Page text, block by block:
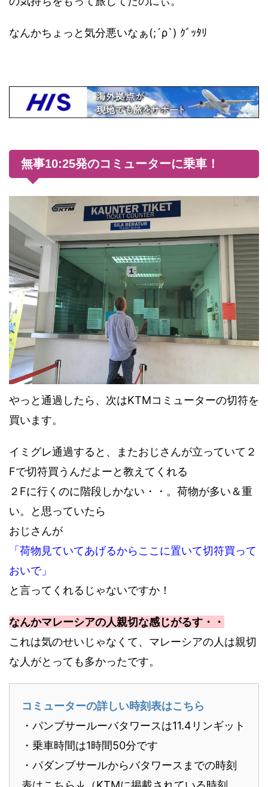
なんかちょっと気分悪いなぁ(;´ρ`) ｸﾞｯﾀﾘ
無事10:25発のコミューターに乗車！
やっと通過したら、次はKTMコミューターの切符を
買います。
イミグレ通過すると、またおじさんが立っていて２
Fで切符買うんだよーと教えてくれる
２Fに行くのに階段しかない・・。荷物が多い＆重
い。と思っていたら
おじさんが
「荷物見ていてあげるからここに置いて切符買って
おいで」
と言ってくれるじゃないですか！
なんかマレーシアの人親切な感じがるす・・
これは気のせいじゃなくて、マレーシアの人は親切
な人がとっても多かったです。
コミューターの詳しい時刻表はこちら
・パンブサールーバタワースは11.4リンギット
・乗車時間は1時間50分です
・パダンブサールからバタワースまでの時刻